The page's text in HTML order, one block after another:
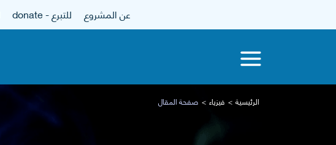
عن المشروع للتبرع - donate
الرئيسية فيزياء صفحة المقال